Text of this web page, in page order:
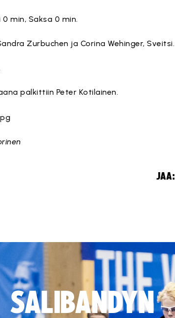
min, Saksa 0 min.
Zurbuchen ja Corina Wehinger, Sveitsi.
palkittiin Peter Kotilainen.
JAA:
SALIBANDYN